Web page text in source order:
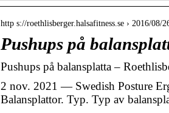
http s://roethlisberger.halsafitness.se › 2016/08/
Pushups på
Pushups på balansplatta –
2 nov. 2021 — Swedish Posture
Balansplattor. Typ. Typ av